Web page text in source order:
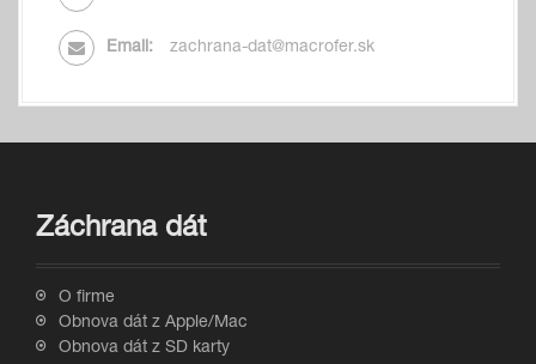
Email: zachrana-dat@macrofer.sk
Záchrana dát
O firme
Obnova dát z Apple/Mac
Obnova dát z SD karty